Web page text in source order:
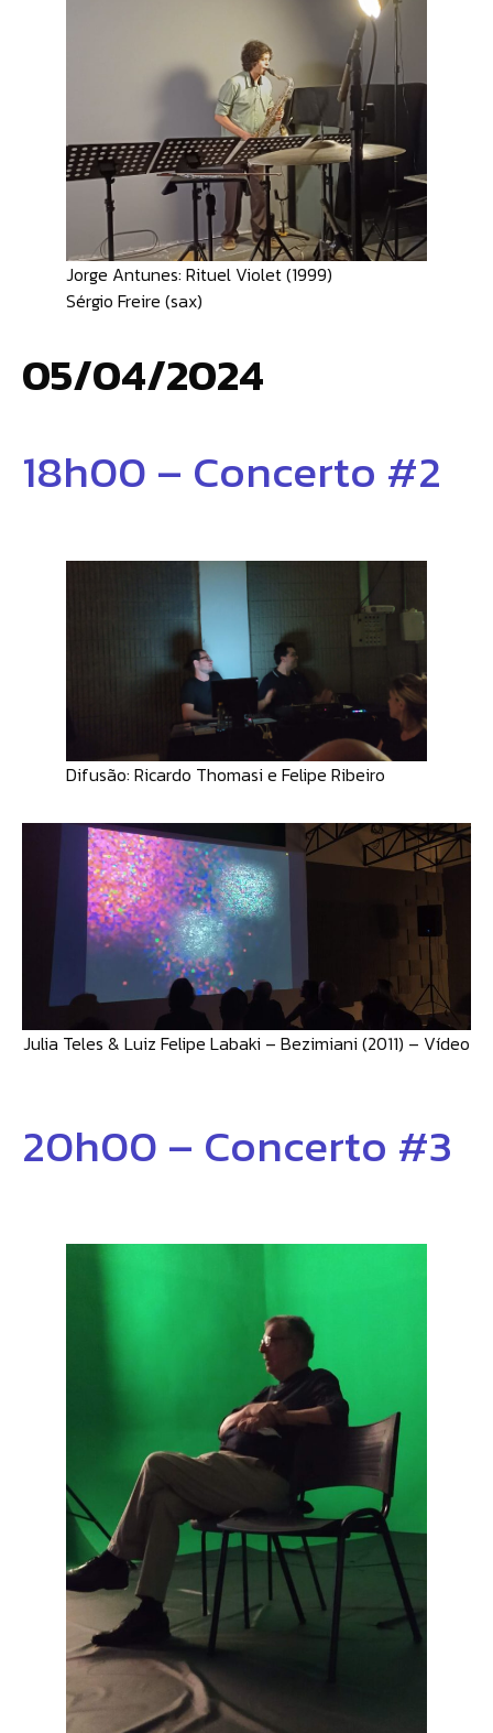
Jorge Antunes: Rituel Violet (1999)
Sérgio Freire (sax)
05/04/2024
18h00 – Concerto #2
Difusão: Ricardo Thomasi e Felipe Ribeiro
Julia Teles & Luiz Felipe Labaki – Bezimiani (2011) – Vídeo
20h00 – Concerto #3